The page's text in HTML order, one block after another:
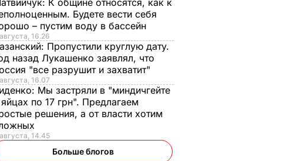
К общине относятся, как к
Будете вести себя
– пустим воду в бассейн
16.26
Пропустили круглую дату.
назад Лукашенко заявлял, что
"все разрушит и захватит"
16.07
Мы застряли в "миндичгейте
по 17 грн". Предлагаем
решения, а от власти хотим
14.45
Больше блогов